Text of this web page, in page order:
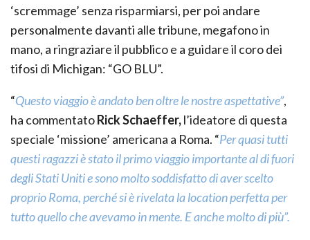
‘scremmage’ senza risparmiarsi, per poi andare
personalmente davanti alle tribune, megafono in
mano, a ringraziare il pubblico e a guidare il coro dei
tifosi di Michigan: “GO BLU”.
“Questo viaggio è andato ben oltre le nostre aspettative”,
ha commentatoRick Schaeffer,l’ideatore di questa
speciale ‘missione’ americana a Roma. “Per quasi tutti
questi ragazzi è stato il primo viaggio importante al di fuori
degli Stati Uniti e sono molto soddisfatto di aver scelto
proprio Roma, perché si è rivelata la location perfetta per
tutto quello che avevamo in mente. E anche molto di più”.